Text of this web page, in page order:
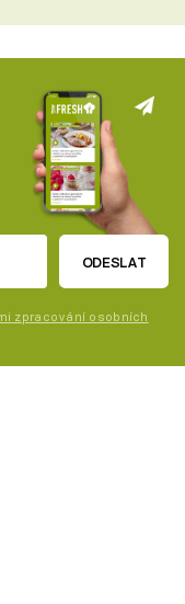
ODESLAT
zpracování osobních